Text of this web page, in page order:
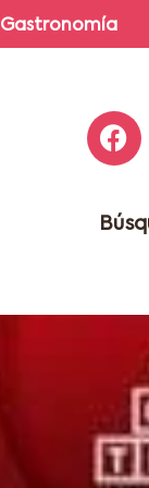
Gastronomía